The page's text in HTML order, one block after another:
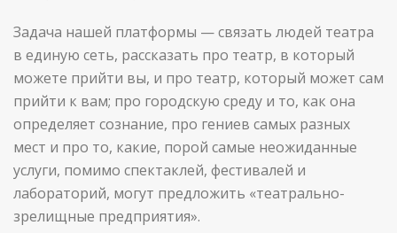
Задача нашей платформы — связать людей театра
в единую сеть, рассказать про театр, в который
можете прийти вы, и про театр, который может сам
прийти к вам; про городскую среду и то, как она
определяет сознание, про гениев самых разных
мест и про то, какие, порой самые неожиданные
услуги, помимо спектаклей, фестивалей и
лабораторий, могут предложить «театрально-
зрелищные предприятия».